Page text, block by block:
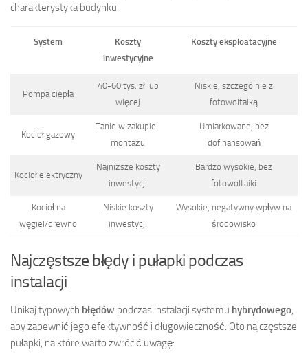
charakterystyka budynku.
System
Koszty
inwestycyjne
Koszty eksploatacyjne
Pompa ciepła
40-60 tys. zł lub
więcej
Niskie, szczególnie z
fotowoltaiką
Kocioł gazowy
Tanie w zakupie i
montażu
Umiarkowane, bez
dofinansowań
Kocioł elektryczny
Najniższe koszty
inwestycji
Bardzo wysokie, bez
fotowoltaiki
Kocioł na
węgiel/drewno
Niskie koszty
inwestycji
Wysokie, negatywny wpływ na
środowisko
Najczęstsze błędy i pułapki podczas
instalacji
Unikaj typowych błędów podczas instalacji systemu hybrydowego,
aby zapewnić jego efektywność i długowieczność. Oto najczęstsze
pułapki, na które warto zwrócić uwagę: